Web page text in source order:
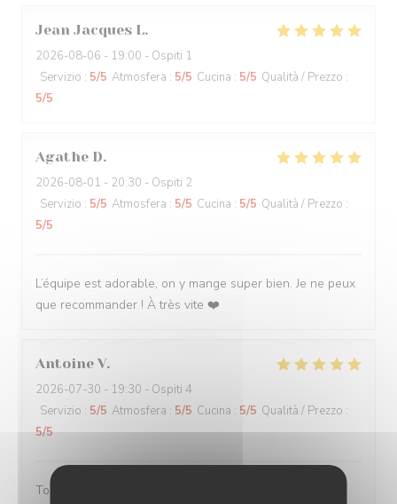
Jean Jacques L
2026-08-06 - 19:00 - Ospiti 1
Servizio : 5/5 Atmosfera : 5/5 Cucina : 5/5 Qualità / Prezzo :
5/5
Agathe D
2026-08-01 - 20:30 - Ospiti 2
Servizio : 5/5 Atmosfera : 5/5 Cucina : 5/5 Qualità / Prezzo :
5/5
L’équipe est adorable, on y mange super bien. Je ne peux
que recommander ! À très vite ❤️
Antoine V
2026-07-30 - 19:30 - Ospiti 4
Servizio : 5/5 Atmosfera : 5/5 Cucina : 5/5 Qualità / Prezzo :
5/5
Toujours servi avec bonne humeur ! Plats délicieux